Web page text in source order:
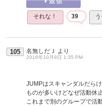
それな！ 39
105 名無しだＪ より
2016年10月9日 1:35 PM
JUMPはスキャンダルだら
ものが多いけどなぜ活動休
これまで別のグループで活